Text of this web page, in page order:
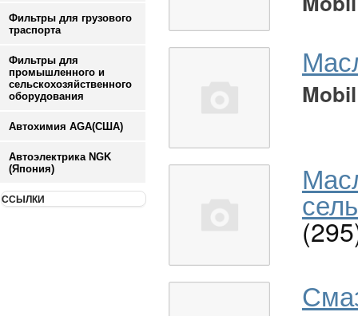
Фильтры для грузового
траспорта
Фильтры для
промышленного и
сельскохозяйственного
оборудования
Автохимия AGA(США)
Автоэлектрика NGK
(Япония)
ССЫЛКИ
Mobil